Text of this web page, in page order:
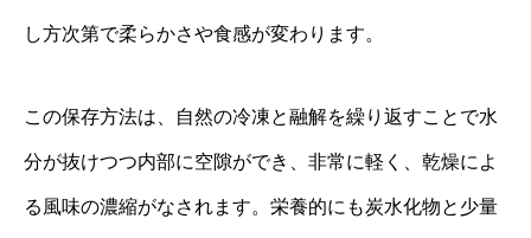
し方次第で柔らかさや食感が変わります。
この保存方法は、自然の冷凍と融解を繰り返すことで水
分が抜けつつ内部に空隙ができ、非常に軽く、乾燥によ
る風味の濃縮がなされます。栄養的にも炭水化物と少量